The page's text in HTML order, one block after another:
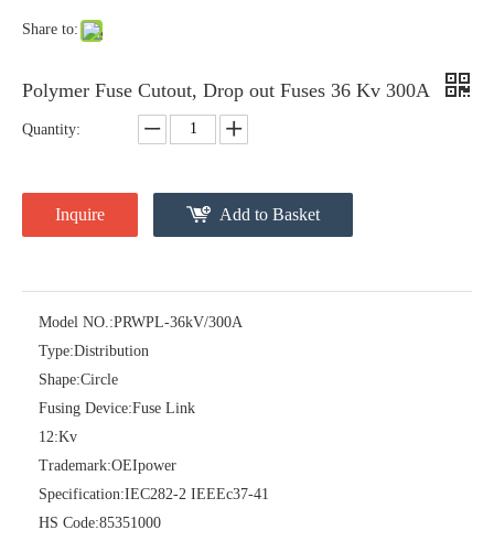
Polymer Fuse Cutout, Drop out Fuses 18 Kv 200A
Share to:
Polymer Fuse Cutout, Drop out Fuses 36 Kv 300A
Quantity:
Inquire Add to Basket
Model NO.:PRWPL-36kV/300A
Type:Distribution
Shape:Circle
Fusing Device:Fuse Link
12:Kv
Trademark:OEIpower
Specification:IEC282-2 IEEEc37-41
HS Code:85351000